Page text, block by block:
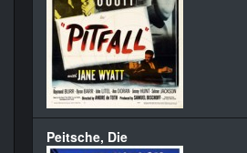
Peitsche, Die